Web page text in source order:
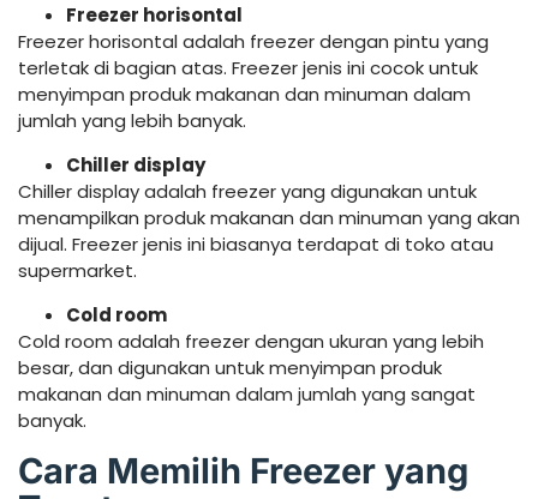
Freezer horisontal
Freezer horisontal adalah freezer dengan pintu yang
terletak di bagian atas. Freezer jenis ini cocok untuk
menyimpan produk makanan dan minuman dalam
jumlah yang lebih banyak.
Chiller display
Chiller display adalah freezer yang digunakan untuk
menampilkan produk makanan dan minuman yang akan
dijual. Freezer jenis ini biasanya terdapat di toko atau
supermarket.
Cold room
Cold room adalah freezer dengan ukuran yang lebih
besar, dan digunakan untuk menyimpan produk
makanan dan minuman dalam jumlah yang sangat
banyak.
Cara Memilih Freezer yang